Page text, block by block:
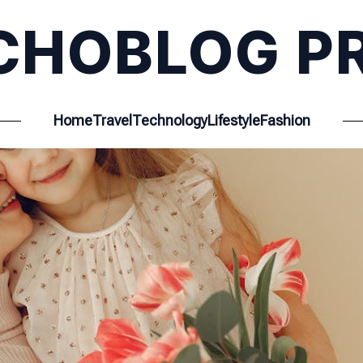
HomeTravel TechnologyLifestyleFashion